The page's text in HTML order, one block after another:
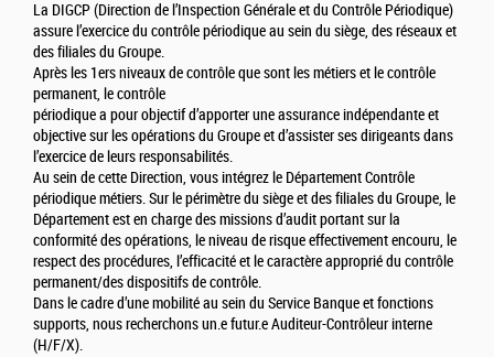
La DIGCP (Direction de l’Inspection Générale et du Contrôle Périodique)
assure l’exercice du contrôle périodique au sein du siège, des réseaux et
des filiales du Groupe.
Après les 1ers niveaux de contrôle que sont les métiers et le contrôle
permanent, le contrôle
périodique a pour objectif d’apporter une assurance indépendante et
objective sur les opérations du Groupe et d’assister ses dirigeants dans
l’exercice de leurs responsabilités.
Au sein de cette Direction, vous intégrez le Département Contrôle
périodique métiers. Sur le périmètre du siège et des filiales du Groupe, le
Département est en charge des missions d’audit portant sur la
conformité des opérations, le niveau de risque effectivement encouru, le
respect des procédures, l’efficacité et le caractère approprié du contrôle
permanent/des dispositifs de contrôle.
Dans le cadre d’une mobilité au sein du Service Banque et fonctions
supports, nous recherchons un.e futur.e Auditeur-Contrôleur interne
(H/F/X).